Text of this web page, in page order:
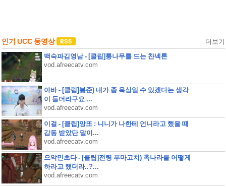
인기 UCC 동영상 더보기
백숙파김영남 - [클립]통나무를 드는 챤넥톤
vod.afreecatv.com
야바 - [클립]봉준) 내가 좀 욕심일 수 있겠다는 생각
이 들더라구요 ...
vod.afreecatv.com
이걸 - [클립]앙또 : 니니가 나한테 언니라고 했을 때
감동 받았단 말이...
vod.afreecatv.com
으악민초다 - [클립]전령 푸마고치) 촉나라를 어떻게
하라고 했더라..?...
vod.afreecatv.com